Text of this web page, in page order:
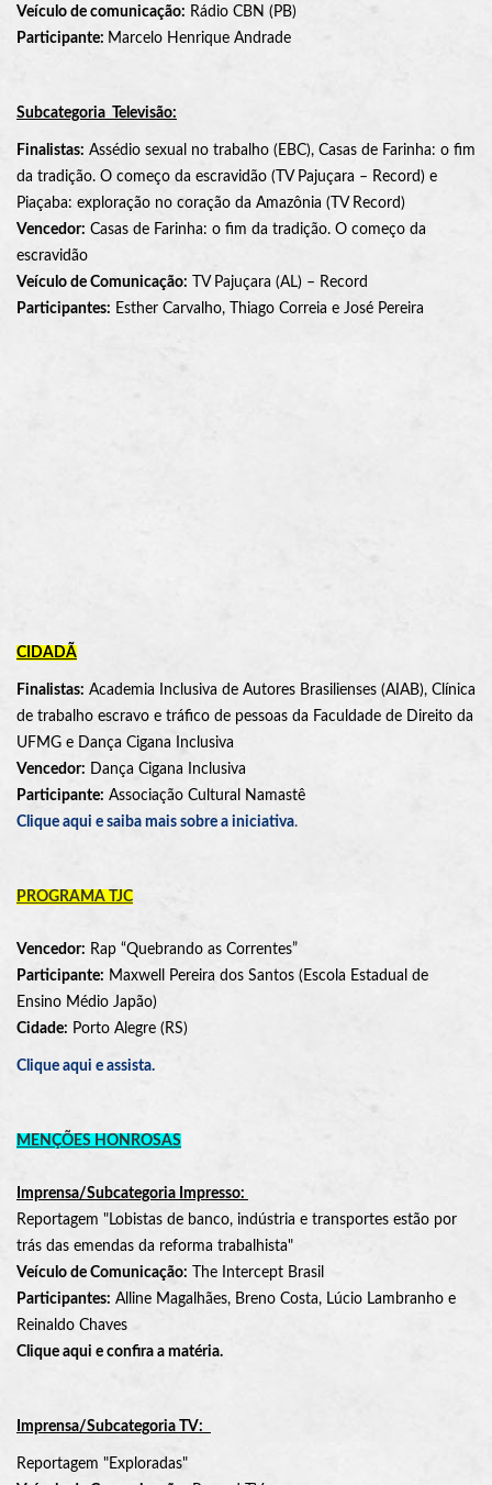
Veículo de comunicação: Rádio CBN (PB)
Participante: Marcelo Henrique Andrade
Subcategoria Televisão:
Finalistas: Assédio sexual no trabalho (EBC), Casas de Farinha: o fim
da tradição. O começo da escravidão (TV Pajuçara – Record) e
Piaçaba: exploração no coração da Amazônia (TV Record)
Vencedor: Casas de Farinha: o fim da tradição. O começo da
escravidão
Veículo de Comunicação: TV Pajuçara (AL) – Record
Participantes: Esther Carvalho, Thiago Correia e José Pereira
CIDADÃ
Finalistas: Academia Inclusiva de Autores Brasilienses (AIAB), Clínica
de trabalho escravo e tráfico de pessoas da Faculdade de Direito da
UFMG e Dança Cigana Inclusiva
Vencedor: Dança Cigana Inclusiva
Participante: Associação Cultural Namastê
Clique aqui e saiba mais sobre a iniciativa.
PROGRAMA TJC
Vencedor: Rap “Quebrando as Correntes”
Participante: Maxwell Pereira dos Santos (Escola Estadual de
Ensino Médio Japão)
Cidade: Porto Alegre (RS)
Clique aqui e assista.
MENÇÕES HONROSAS
Imprensa/Subcategoria Impresso:
Reportagem "Lobistas de banco, indústria e transportes estão por
trás das emendas da reforma trabalhista"
Veículo de Comunicação: The Intercept Brasil
Participantes: Alline Magalhães, Breno Costa, Lúcio Lambranho e
Reinaldo Chaves
Clique aqui e confira a matéria.
Imprensa/Subcategoria TV:
Reportagem "Exploradas"